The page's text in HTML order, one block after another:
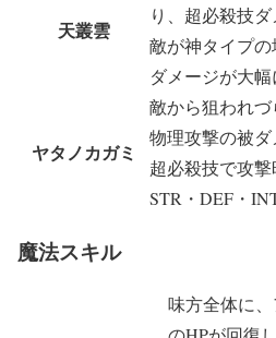
天叢雲
り、超必殺技
敵が神タイプ
ダメージが大
ヤタノカガミ
敵から狙われ
物理攻撃の被ダ
超必殺技で攻
STR・DEF・
魔法スキル
味方全体に